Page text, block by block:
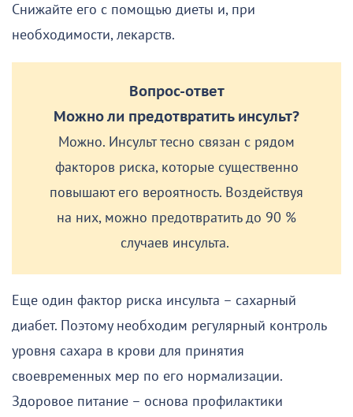
Снижайте его с помощью диеты и, при
необходимости, лекарств.
Вопрос-ответ
Можно ли предотвратить инсульт?
Можно. Инсульт тесно связан с рядом
факторов риска, которые существенно
повышают его вероятность. Воздействуя
на них, можно предотвратить до 90 %
случаев инсульта.
Еще один фактор риска инсульта – сахарный
диабет. Поэтому необходим регулярный контроль
уровня сахара в крови для принятия
своевременных мер по его нормализации.
Здоровое питание – основа профилактики